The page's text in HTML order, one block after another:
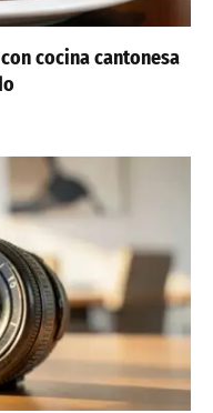
cocina cantonesa